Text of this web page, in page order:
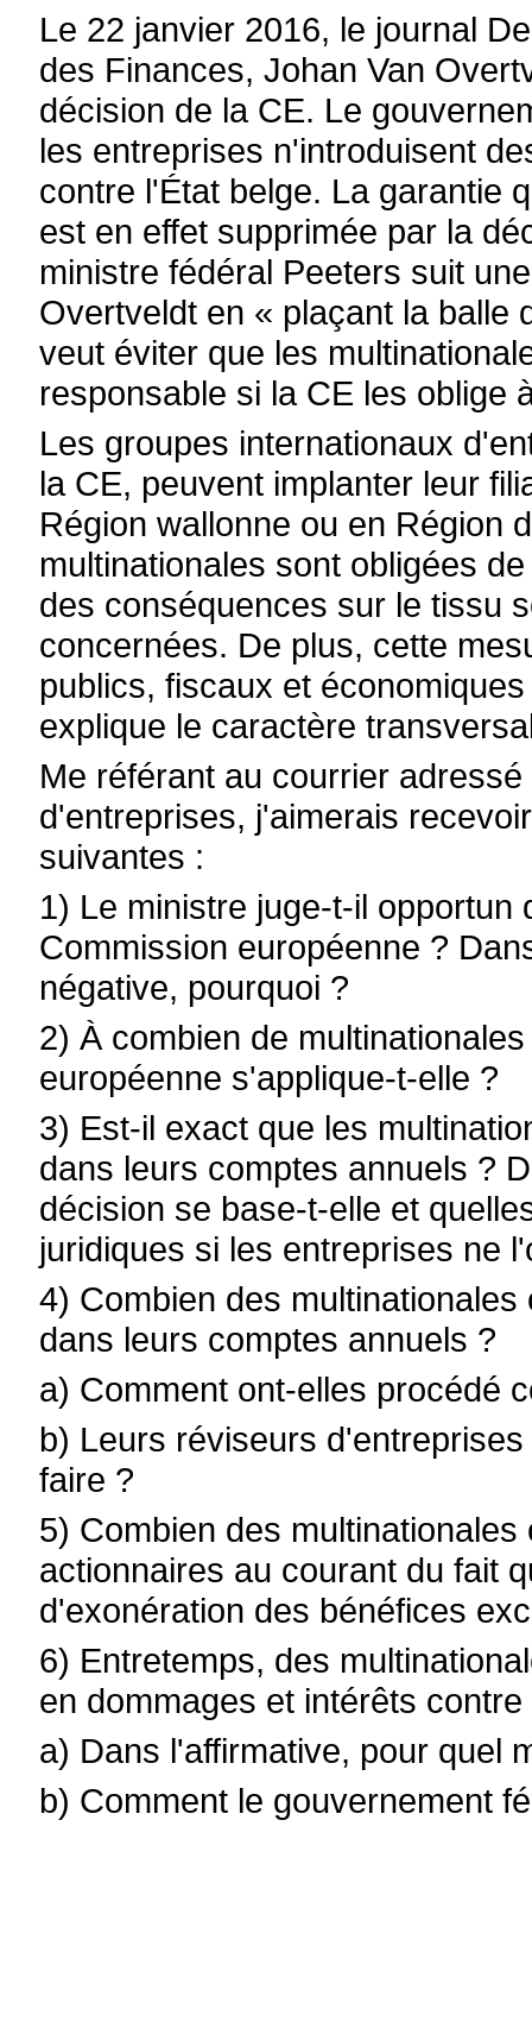
Le 22 janvier 2016, le journal
des Finances, Johan Van
décision de la CE. Le
les entreprises n'introduisent
contre l'État belge. La garantie
est en effet supprimée par la
ministre fédéral Peeters suit
Overtveldt en « plaçant la balle
veut éviter que les
responsable si la CE les oblige
Les groupes internationaux
la CE, peuvent implanter leur
Région wallonne ou en Région
multinationales sont obligées
des conséquences sur le tissu
concernées. De plus, cette
publics, fiscaux et
explique le caractère
Me référant au courrier
d'entreprises, j'aimerais
suivantes :
1) Le ministre juge-t-il
Commission européenne ?
négative, pourquoi ?
2) À combien de
européenne s'applique-t-elle ?
3) Est-il exact que les
dans leurs comptes annuels ?
décision se base-t-elle et
juridiques si les entreprises ne
4) Combien des
dans leurs comptes annuels ?
a) Comment ont-elles procédé
b) Leurs réviseurs
faire ?
5) Combien des
actionnaires au courant du fait
d'exonération des bénéfices
6) Entretemps, des
en dommages et intérêts
a) Dans l'affirmative, pour quel
b) Comment le gouvernement